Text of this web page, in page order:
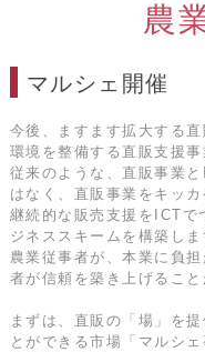
農
マルシェ開催
今後、ますます拡大する
環境を整備する直販支援事
従来のような、直販事業
はなく、直販事業をキッ
継続的な販売支援をICTで
ジネススキームを構築しま
農業従事者が、本業に負
者が信頼を築き上げるこ
まずは、直販の「場」を
とができる市場「マルシ